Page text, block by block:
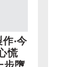
‧今
慌